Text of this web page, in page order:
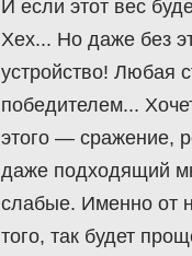
И если этот вес
Хех... Но даже без
устройство! Любая
победителем...
этого — сражение,
даже подходящий
слабые. Именно от
того, так будет